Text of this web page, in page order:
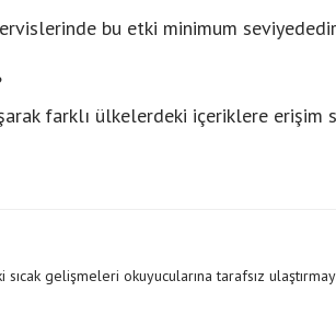
bu etki minimum
farklı ülkelerdeki içeriklere erişim
gelişmeleri okuyucularına tarafsız
Manevi